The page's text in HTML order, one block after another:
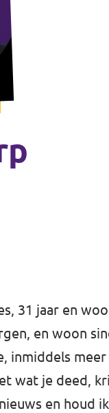
31 jaar en
en woon
inmiddels
wat je deed,
en houd